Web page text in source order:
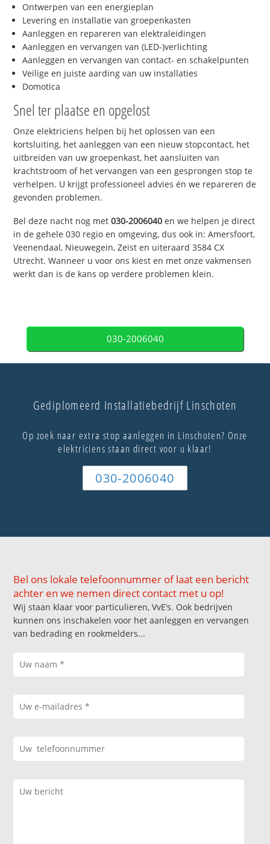
Ontwerpen van een energieplan
Levering en installatie van groepenkasten
Aanleggen en repareren van elektraleidingen
Aanleggen en vervangen van (LED-)verlichting
Aanleggen en vervangen van contact- en schakelpunten
Veilige en juiste aarding van uw installaties
Domotica
Snel ter plaatse en opgelost
Onze elektriciens helpen bij het oplossen van een
kortsluiting, het aanleggen van een nieuw stopcontact, het
uitbreiden van uw groepenkast, het aansluiten van
krachtstroom of het vervangen van een gesprongen stop te
verhelpen. U krijgt professioneel advies én we repareren de
gevonden problemen.
Bel deze nacht nog met030-2006040 en we helpen je direct
in de gehele 030 regio en omgeving, dus ook in: Amersfoort,
Veenendaal, Nieuwegein, Zeist en uiteraard 3584 CX
Utrecht. Wanneer u voor ons kiest en met onze vakmensen
werkt dan is de kans op verdere problemen klein.
030-2006040
Gediplomeerd Installatiebedrijf Linschoten
Op zoek naar extra stop aanleggen in Linschoten? Onze
elektriciens staan direct voor u klaar!
030-2006040
Bel ons lokale telefoonnummer of laat een bericht
achter en we nemen direct contact met u op!
Wij staan klaar voor particulieren, VvE’s. Ook bedrijven
kunnen ons inschakelen voor het aanleggen en vervangen
van bedrading en rookmelders...